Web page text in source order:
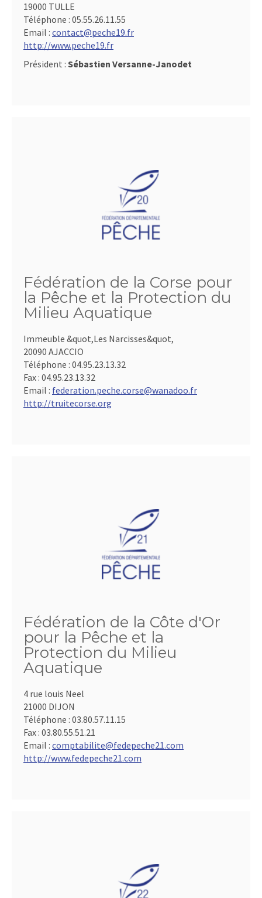
19000 TULLE
Téléphone : 05.55.26.11.55
Email : contact@peche19.fr
http://www.peche19.fr
Président : Sébastien Versanne-Janodet
Fédération de la Corse pour
la Pêche et la Protection du
Milieu Aquatique
Immeuble &quot,Les Narcisses&quot,
20090 AJACCIO
Téléphone : 04.95.23.13.32
Fax : 04.95.23.13.32
Email : federation.peche.corse@wanadoo.fr
http://truitecorse.org
Fédération de la Côte d'Or
pour la Pêche et la
Protection du Milieu
Aquatique
4 rue louis Neel
21000 DIJON
Téléphone : 03.80.57.11.15
Fax : 03.80.55.51.21
Email : comptabilite@fedepeche21.com
http://www.fedepeche21.com